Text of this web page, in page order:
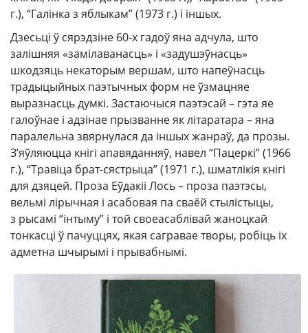
г.), “Галінка з яблыкам” (1973 г.) і іншых.
Дзесьці ў сярэдзіне 60‑х гадоў яна адчула, што
залішняя «замілаванасць» і «задушэўнасць»
шкодзяць некаторым вершам, што напеўнасць
традыцыйных паэтычных форм не ўзмацняе
выразнасць думкі. Застаючыся паэтэсай – гэта яе
галоўнае і адзінае прызванне як літаратара – яна
паралельна звярнулася да іншых жанраў, да прозы.
З’яўляюцца кнігі апавяданняў, навел “Пацеркі” (1966
г.), “Травіца брат-сястрыца” (1971 г.), шматлікія кнігі
для дзяцей. Проза Еўдакіі Лось – проза паэтэсы,
вельмі лірычная і асабовая па сваёй стылістыцы,
з рысамі “інтыму” і той своеасаблівай жаноцкай
тонкасці ў пачуццях, якая сагравае творы, робіць іх
адметна шчырымі і прывабнымі.